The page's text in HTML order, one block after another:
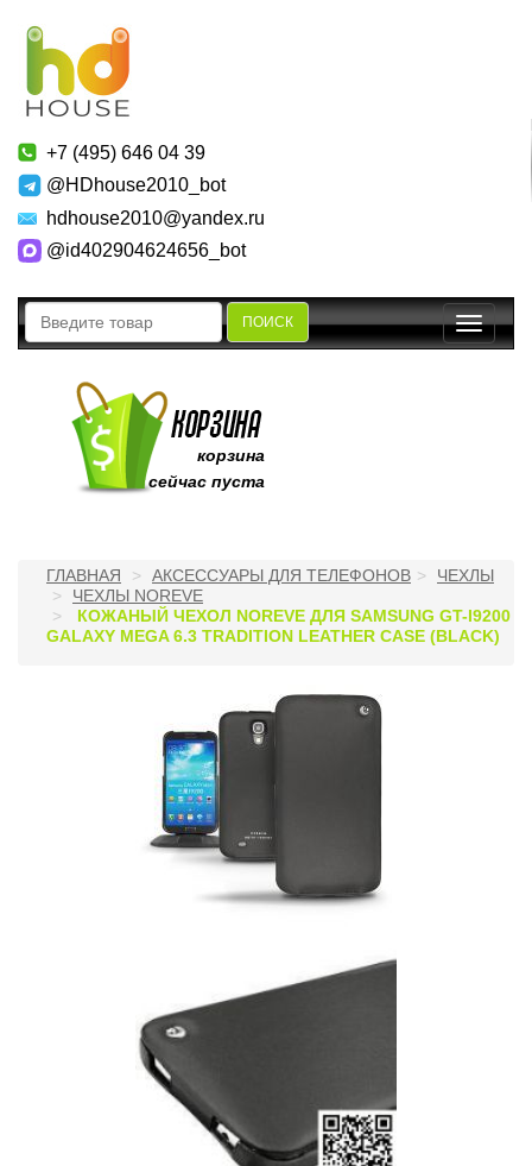
+7 (495) 646 04 39
@HDhouse2010_bot
hdhouse2010@yandex.ru
@id402904624656_bot
ПОИСК
Toggle
корзина
сейчас пуста
ГЛАВНАЯ АКСЕССУАРЫ ДЛЯ ТЕЛЕФОНОВ
ЧЕХЛЫ
ЧЕХЛЫ NOREVE
КОЖАНЫЙ ЧЕХОЛ NOREVE ДЛЯ SAMSUNG GT-I9200
GALAXY MEGA 6.3 TRADITION LEATHER CASE (BLACK)